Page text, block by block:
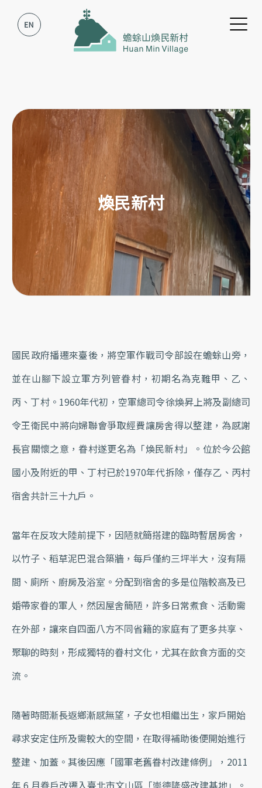
煥民新村
國民政府播遷來臺後，將空軍作戰司令部設在蟾蜍山旁，
並在山腳下設立軍方列管眷村，初期名為克難甲、乙、
丙、丁村。1960年代初，空軍總司令徐煥昇上將及副總司
令王衛民中將向婦聯會爭取經費讓房舍得以整建，為感謝
長官關懷之意，眷村遂更名為「煥民新村」。位於今公館
國小及附近的甲、丁村已於1970年代拆除，僅存乙、丙村
宿舍共計三十九戶。
當年在反攻大陸前提下，因陋就簡搭建的臨時暫居房舍，
以竹子、稻草泥巴混合築牆，每戶僅約三坪半大，沒有隔
間、廁所、廚房及浴室。分配到宿舍的多是位階較高及已
婚帶家眷的軍人，然因屋舍簡陋，許多日常煮食、活動需
在外部，讓來自四面八方不同省籍的家庭有了更多共享、
聚聊的時刻，形成獨特的眷村文化，尤其在飲食方面的交
流。
隨著時間漸長返鄉漸感無望，子女也相繼出生，家戶開始
尋求安定住所及需較大的空間，在取得補助後便開始進行
整建、加蓋。其後因應「國軍老舊眷村改建條例」，2011